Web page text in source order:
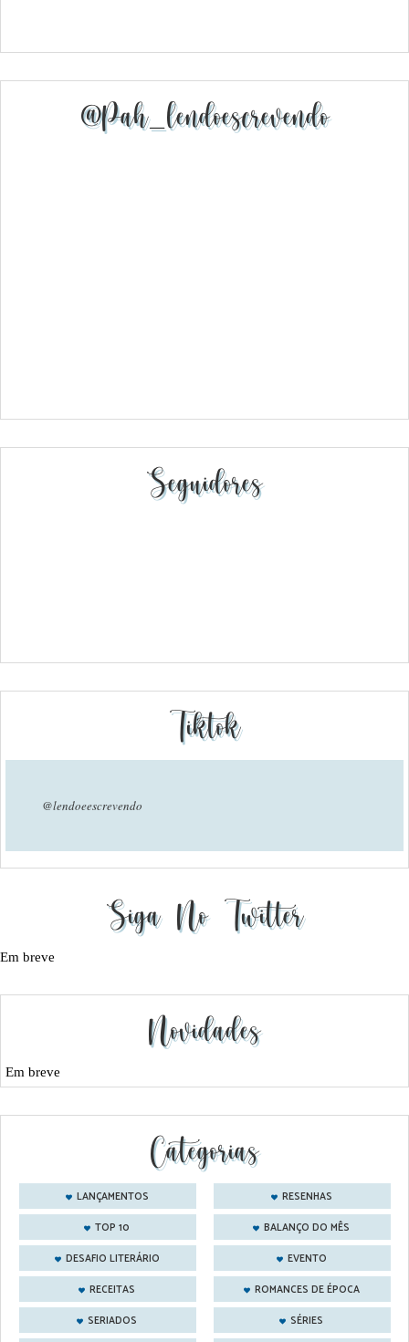
@pah_lendoescrevendo
Seguidores
Tiktok
@lendoeescrevendo
Siga No Twitter
Em breve
Novidades
Em breve
Categorias
LANÇAMENTOS
RESENHAS
TOP 10
BALANÇO DO MÊS
DESAFIO LITERÁRIO
EVENTO
RECEITAS
ROMANCES DE ÉPOCA
SERIADOS
SÉRIES